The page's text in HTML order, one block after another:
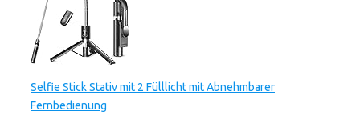
Selfie Stick Stativ mit 2 Fülllicht mit Abnehmbarer
Fernbedienung